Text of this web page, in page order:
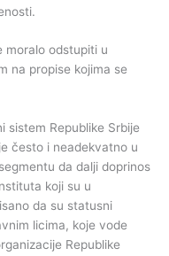
moralo odstupiti u
na propise kojima se
sistem Republike Srbije
često i neadekvatno u
da dalji doprinos
koji su u
da su statusni
licima, koje vode
Republike